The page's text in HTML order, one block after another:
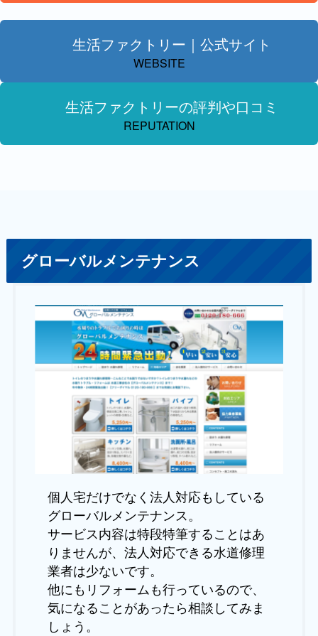
生活ファクトリー｜公式サイト
WEBSITE
生活ファクトリーの評判や口コミ
REPUTATION
グローバルメンテナンス
個人宅だけでなく法人対応もしている
グローバルメンテナンス。
サービス内容は特段特筆することはあ
りませんが、法人対応できる水道修理
業者は少ないです。
他にもリフォームも行っているので、
気になることがあったら相談してみま
しょう。